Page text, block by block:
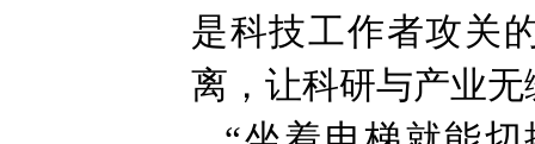
是科技工作者攻关
离，让科研与产业无